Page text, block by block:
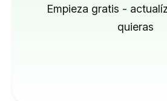
Empieza gratis -
quieras